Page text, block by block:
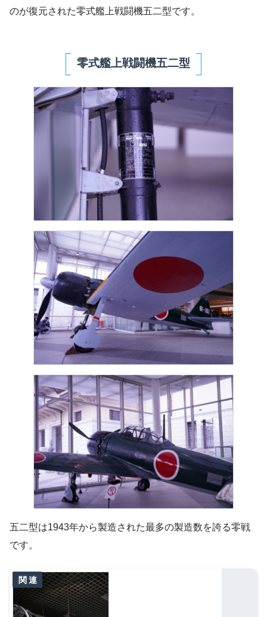
のが復元された零式艦上戦闘機五二型です。
零式艦上戦闘機五二型
五二型は1943年から製造された最多の製造数を誇る零戦
です。